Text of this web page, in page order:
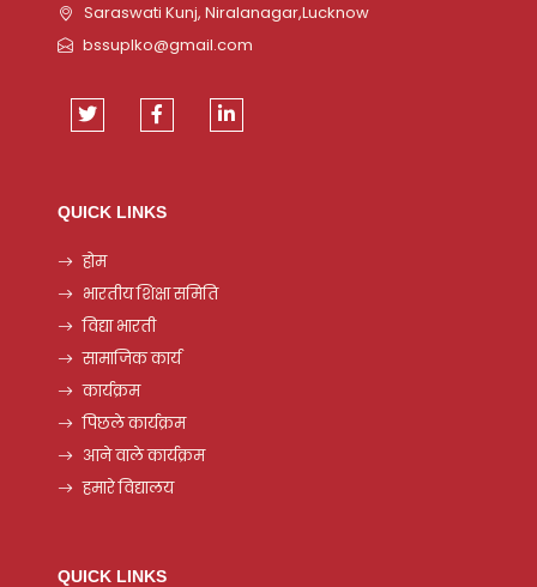
Saraswati Kunj, Niralanagar,Lucknow
bssuplko@gmail.com
QUICK LINKS
होम
भारतीय शिक्षा समिति
विद्या भारती
सामाजिक कार्य
कार्यक्रम
पिछले कार्यक्रम
आने वाले कार्यक्रम
हमारे विद्यालय
QUICK LINKS